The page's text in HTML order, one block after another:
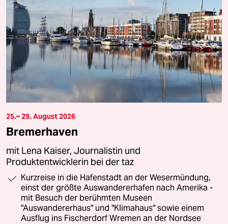
25.– 29. August 2026
Bremerhaven
mit Lena Kaiser, Journalistin und
Produktentwicklerin bei der taz
Kurzreise in die Hafenstadt an der Wesermündung,
einst der größte Auswandererhafen nach Amerika -
mit Besuch der berühmten Museen
"Auswandererhaus" und "Klimahaus" sowie einem
Ausflug ins Fischerdorf Wremen an der Nordsee